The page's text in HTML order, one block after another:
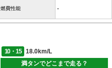
燃費性能 -
10・15
18.0km/L
満タンでどこまで走る？